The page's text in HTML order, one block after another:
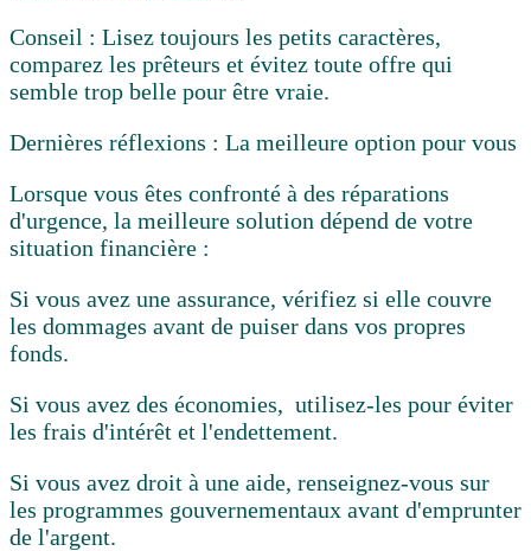
Conseil : Lisez toujours les petits caractères,
comparez les prêteurs et évitez toute offre qui
semble trop belle pour être vraie.
Dernières réflexions : La meilleure option pour vous
Lorsque vous êtes confronté à des réparations
d'urgence, la meilleure solution dépend de votre
situation financière :
Si vous avez une assurance, vérifiez si elle couvre
les dommages avant de puiser dans vos propres
fonds.
Si vous avez des économies, utilisez-les pour éviter
les frais d'intérêt et l'endettement.
Si vous avez droit à une aide, renseignez-vous sur
les programmes gouvernementaux avant d'emprunter
de l'argent.